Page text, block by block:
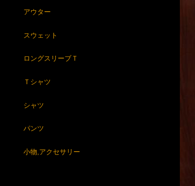
アウター
スウェット
ロングスリーブＴ
Ｔシャツ
シャツ
パンツ
小物,アクセサリー